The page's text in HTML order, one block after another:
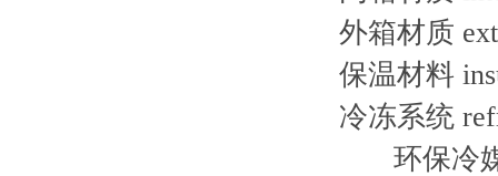
外箱材质
保温材料
冷冻系统
环保冷媒